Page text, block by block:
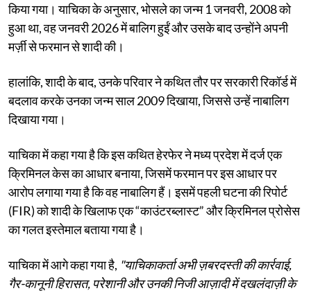
किया गया। याचिका के अनुसार, भोसले का जन्म 1 जनवरी, 2008 को
हुआ था, वह जनवरी 2026 में बालिग हुईं और उसके बाद उन्होंने अपनी
मर्ज़ी से फरमान से शादी की।
हालांकि, शादी के बाद, उनके परिवार ने कथित तौर पर सरकारी रिकॉर्ड में
बदलाव करके उनका जन्म साल 2009 दिखाया, जिससे उन्हें नाबालिग
दिखाया गया।
याचिका में कहा गया है कि इस कथित हेरफेर ने मध्य प्रदेश में दर्ज एक
क्रिमिनल केस का आधार बनाया, जिसमें फरमान पर इस आधार पर
आरोप लगाया गया है कि वह नाबालिग हैं। इसमें पहली घटना की रिपोर्ट
(FIR) को शादी के खिलाफ एक “काउंटरब्लास्ट” और क्रिमिनल प्रोसेस
का गलत इस्तेमाल बताया गया है।
याचिका में आगे कहा गया है, "याचिकाकर्ता अभी ज़बरदस्ती की कार्रवाई,
गैर-कानूनी हिरासत, परेशानी और उनकी निजी आज़ादी में दखलंदाज़ी के